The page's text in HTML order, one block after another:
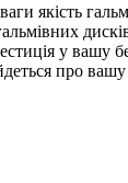
якість
у вашу
про